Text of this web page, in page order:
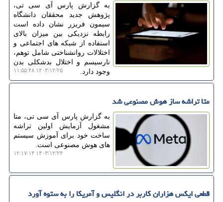
به گزارش پارس آی سی تی،
پژوهش جدید محققان دانشگاه
سیمون فریزر نشان داده است
رابطه نزدیکی بین میزان بالای
استفاده از شبکه های اجتماعی و
اختلالات روانشناختی شامل توهم،
نارسیسم و اختلال بدشکلی بدن
وجود دارد.
۱۴۰۳/۱۲/۲۵ ۱۱:۵۵:۴۸
متا تراشه ساز هوش مصنوعی شد
به گزارش پارس آی سی تی، متا
مشغول آزمایش اولین تراشه
ساخت خود برای آموزش سیستم
های هوش مصنوعی است.
۱۴۰۳/۱۲/۲۴ ۱۲:۱۷:۱۴
قطعی ایکس هزاران کاربر در انگلیس و آمریکا را به ستوه آورد